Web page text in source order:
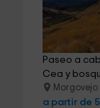
Paseo a
Cea y
Morgovejo
a partir de